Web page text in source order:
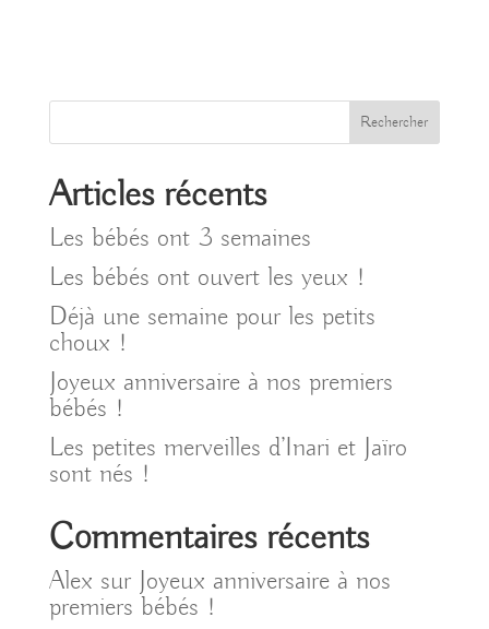
Rechercher
Articles récents
Les bébés ont 3 semaines
Les bébés ont ouvert les yeux !
Déjà une semaine pour les petits
choux !
Joyeux anniversaire à nos premiers
bébés !
Les petites merveilles d’Inari et Jaïro
sont nés !
Commentaires récents
Alex sur Joyeux anniversaire à nos
premiers bébés !